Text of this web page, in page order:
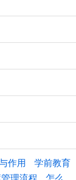
作用
学前教育
理流程 怎么